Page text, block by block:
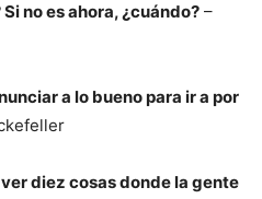
no es ahora, ¿cuándo? –
a lo bueno para ir a por
diez cosas donde la gente